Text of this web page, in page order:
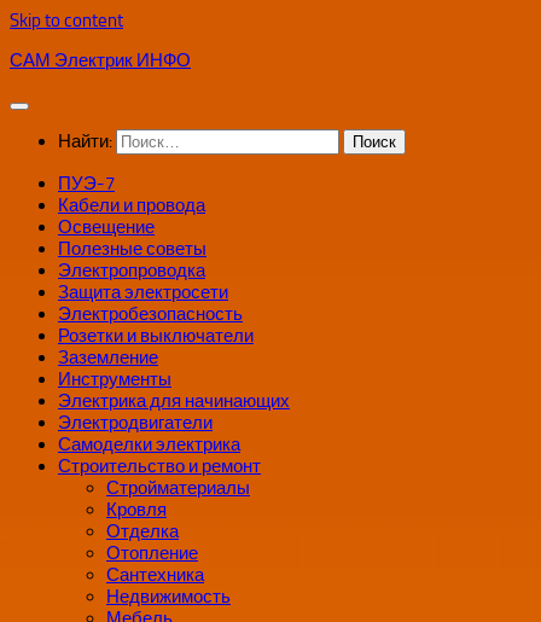
Skip to content
САМ Электрик ИНФО
Найти:
ПУЭ-7
Кабели и провода
Освещение
Полезные советы
Электропроводка
Защита электросети
Электробезопасность
Розетки и выключатели
Заземление
Инструменты
Электрика для начинающих
Электродвигатели
Самоделки электрика
Строительство и ремонт
Стройматериалы
Кровля
Отделка
Отопление
Сантехника
Недвижимость